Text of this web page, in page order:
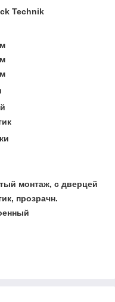
Technik
монтаж, с дверцей
прозрачн.